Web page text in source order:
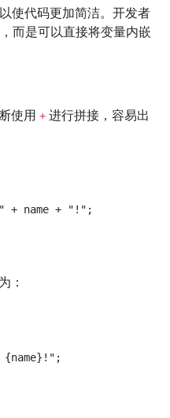
使代码更加简洁。开发者
而是可以直接将变量内嵌
使用+ 进行拼接，容易出
+ name + "!";
：